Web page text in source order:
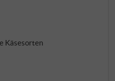
und Geradlinigkeit. Ein
Merlot mit
viel Charme und Tiefe.
Käsesorten